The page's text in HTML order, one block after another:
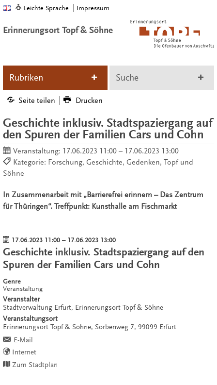
Leichte Sprache Impressum
Erinnerungsort Topf & Söhne
Rubriken Suche
Seite teilen Drucken
Geschichte inklusiv. Stadtspaziergang auf
den Spuren der Familien Cars und Cohn
Veranstaltung: 17.06.2023 11:00 – 17.06.2023 13:00
Kategorie: Forschung, Geschichte, Gedenken, Topf und
Söhne
In Zusammenarbeit mit „Barrierefrei erinnern – Das Zentrum
für Thüringen“. Treffpunkt: Kunsthalle am Fischmarkt
17.06.2023 11:00 – 17.06.2023 13:00
Geschichte inklusiv. Stadtspaziergang auf den
Spuren der Familien Cars und Cohn
Genre
Veranstaltung
Veranstalter
Stadtverwaltung Erfurt, Erinnerungsort Topf & Söhne
Veranstaltungsort
Erinnerungsort Topf & Söhne, Sorbenweg 7, 99099 Erfurt
E-Mail
Internet
Zum Stadtplan